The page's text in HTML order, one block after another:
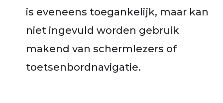
is eveneens toegankelijk, maar kan
niet ingevuld worden gebruik
makend van schermlezers of
toetsenbordnavigatie.